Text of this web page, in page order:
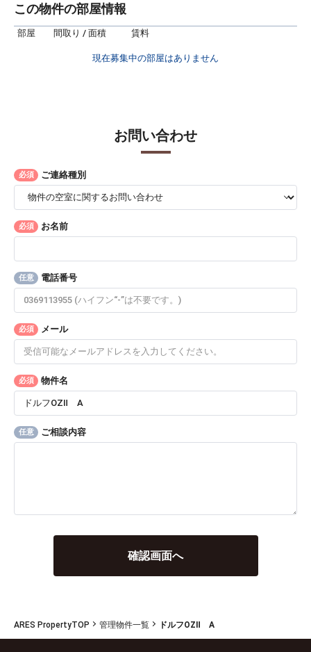
この物件の部屋情報
部屋 間取り / 面積 賃料
現在募集中の部屋はありません
お問い合わせ
必須 ご連絡種別
必須 お名前
任意 電話番号
必須 メール
必須 物件名
任意 ご相談内容
ARES PropertyTOP 管理物件一覧 ドルフOZⅡ A